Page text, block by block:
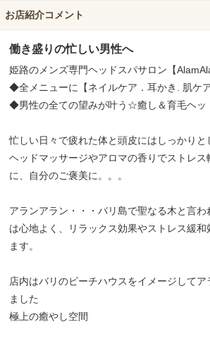
お店紹介コメント
働き盛りの忙しい男性へ
姫路のメンズ専門ヘッドスパサロン【
◆全メニューに【ネイルケア．耳かき. 肌ケ
◆男性の全ての望みが叶う☆癒し＆育毛ヘッ
忙しい日々で疲れた体と頭皮にはしっかりと
ヘッドマッサージやアロマの香りでストレス
に、自分のご褒美に。。。
アランアラン・・・バリ島で聖なる木と言わ
は心地よく、リラックス効果やストレス緩
ます。
店内はバリのビーチハウスをイメージして
ました
極上の癒やし空間